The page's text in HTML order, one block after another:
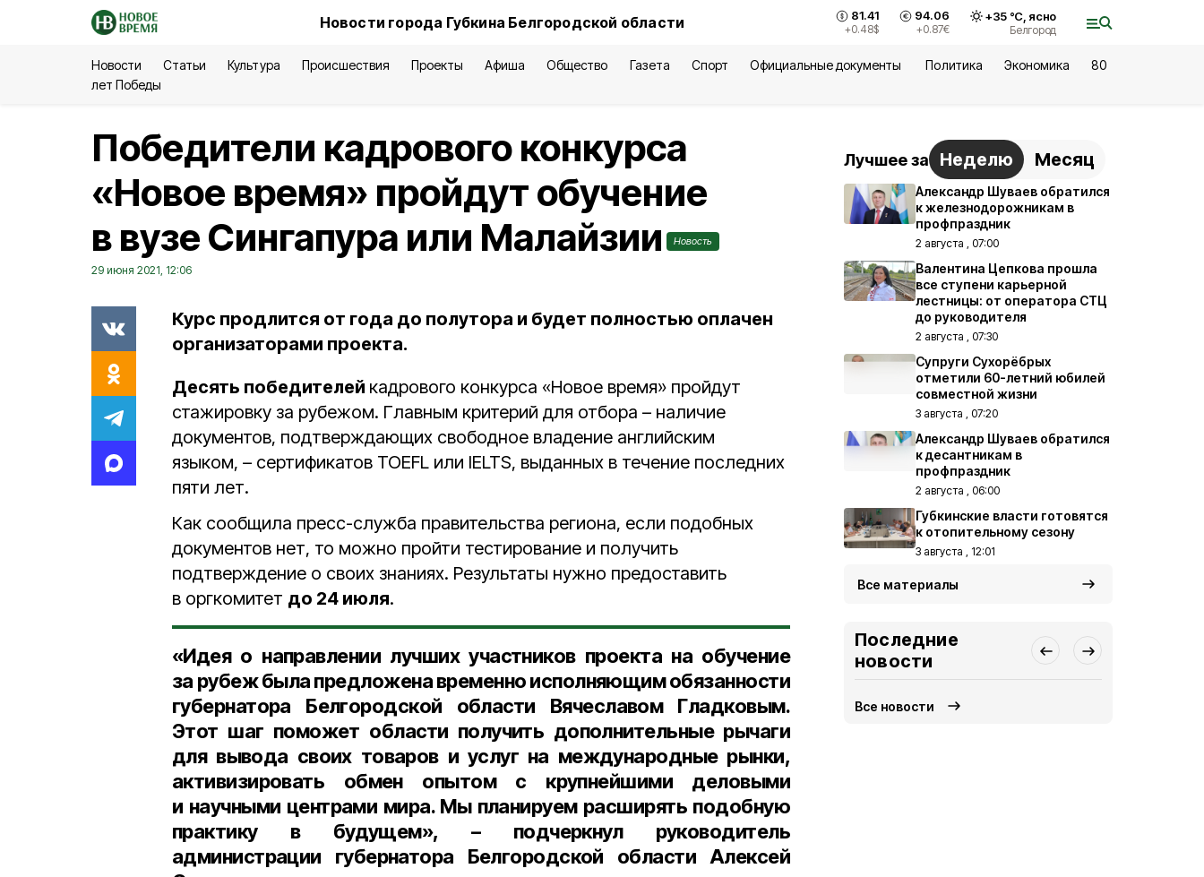
Новости города Губкина Белгородской области 81.41
+0.48$
94.06
+0.87€
+35°С, ясно
Белгород
Новости Статьи Культура Происшествия Проекты Афиша Общество Газета Спорт Официальные документы Политика Экономика
80
лет Победы
Победители кадрового конкурса
«Новое время» пройдут обучение
в вузе Сингапура или Малайзии
Новость
29 июня 2021, 12:06
Курс продлится от года до полутора и будет полностью оплачен
организаторами проекта.
Десять победителей кадрового конкурса «Новое время» пройдут
стажировку за рубежом. Главным критерий для отбора – наличие
документов, подтверждающих свободное владение английским
языком, – сертификатов TOEFL или IELTS, выданных в течение последних
пяти лет.
Как сообщила пресс-служба правительства региона, если подобных
документов нет, то можно пройти тестирование и получить
подтверждение о своих знаниях. Результаты нужно предоставить
в оргкомитет до 24 июля.
«Идея о направлении лучших участников проекта на обучение
за рубеж была предложена временно исполняющим обязанности
губернатора Белгородской области Вячеславом Гладковым.
Этот шаг поможет области получить дополнительные рычаги
для вывода своих товаров и услуг на международные рынки,
активизировать обмен опытом с крупнейшими деловыми
и научными центрами мира. Мы планируем расширять подобную
практику в будущем», – подчеркнул руководитель
администрации губернатора Белгородской области Алексей
Лучшее за Неделю Месяц
Александр Шуваев обратился
к железнодорожникам в
профпраздник
2 августа , 07:00
Валентина Цепкова прошла
все ступени карьерной
лестницы: от оператора СТЦ
до руководителя
2 августа , 07:30
Супруги Сухорёбрых
отметили 60-летний юбилей
совместной жизни
3 августа , 07:20
Александр Шуваев обратился
к десантникам в
профпраздник
2 августа , 06:00
Губкинские власти готовятся
к отопительному сезону
3 августа , 12:01
Все материалы
Последние
новости
Все новости